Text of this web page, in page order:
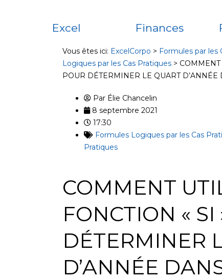
Excel Finances
Vous êtes ici: ExcelCorpo > Formules par les
Logiques par les Cas Pratiques >
POUR DÉTERMINER LE QUART D’ANNÉE
Par Élie Chancelin
8 septembre 2021
17:30
Formules Logiques par les Cas
Pratiques
COMMENT
FONCTION « SI
DÉTERMINER
D’ANNÉE